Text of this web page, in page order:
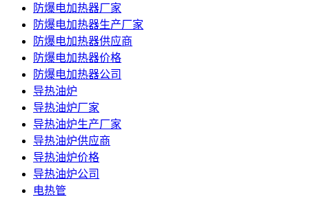
防爆电加热器厂家
防爆电加热器生产厂家
防爆电加热器供应商
防爆电加热器价格
防爆电加热器公司
导热油炉
导热油炉厂家
导热油炉生产厂家
导热油炉供应商
导热油炉价格
导热油炉公司
电热管